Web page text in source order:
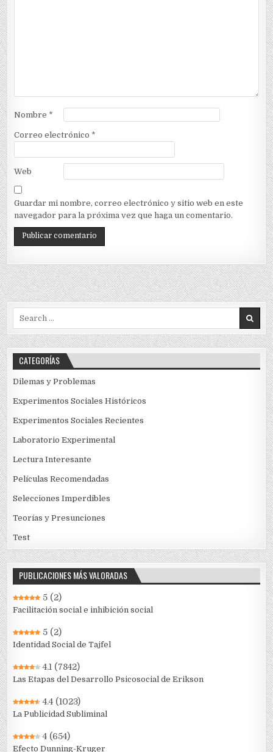
Nombre *
Correo electrónico *
Web
Guardar mi nombre, correo electrónico y sitio web en este
navegador para la próxima vez que haga un comentario.
CATEGORÍAS
Dilemas y Problemas
Experimentos Sociales Históricos
Experimentos Sociales Recientes
Laboratorio Experimental
Lectura Interesante
Películas Recomendadas
Selecciones Imperdibles
Teorías y Presunciones
Test
PUBLICACIONES MÁS VALORADAS
5 (2)
Facilitación social e inhibición social
5 (2)
Identidad Social de Tajfel
4.1 (7842)
Las Etapas del Desarrollo Psicosocial de Erikson
4.4 (1023)
La Publicidad Subliminal
4 (654)
Efecto Dunning-Kruger